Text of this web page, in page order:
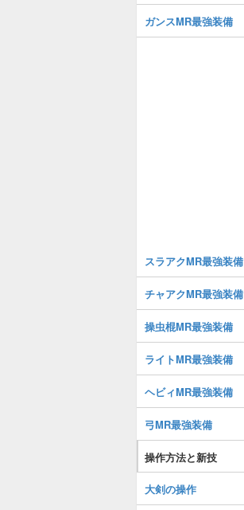
ガンスMR最強装備
スラアクMR最強装備
チャアクMR最強装備
操虫棍MR最強装備
ライトMR最強装備
ヘビィMR最強装備
弓MR最強装備
操作方法と新技
大剣の操作